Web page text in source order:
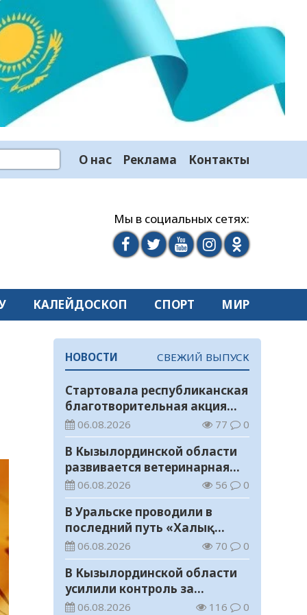
О нас Реклама Контакты
Мы в социальных сетях:
КАЛЕЙДОСКОП СПОРТ МИР
НОВОСТИ СВЕЖИЙ ВЫПУСК
Стартовала республиканская
благотворительная акция
«Дорога в школу»
06.08.2026 77 0
В Кызылординской области
развивается ветеринарная
отрасль
06.08.2026 56 0
В Уральске проводили в
последний путь «Халық
Қаһарманы» Ивана
Степановича Гапича
06.08.2026 70 0
В Кызылординской области
усилили контроль за
финансовой дисциплиной
06.08.2026 116 0